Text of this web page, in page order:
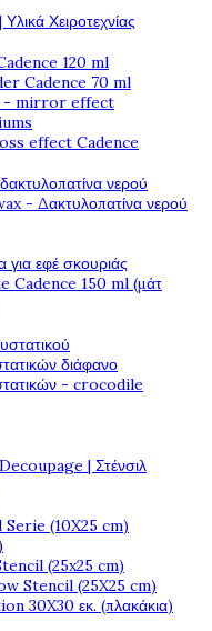
Χειροτεχνίας
120 ml
Cadence 70 ml
- mirror effect
effect Cadence
νερού
- Δακτυλοπατίνα νερού
εφέ σκουριάς
Cadence 150 ml (μάτ
διάφανο
- crocodile
| Στένσιλ
(10X25 cm)
(25x25 cm)
Stencil (25X25 cm)
30X30 εκ. (πλακάκια)